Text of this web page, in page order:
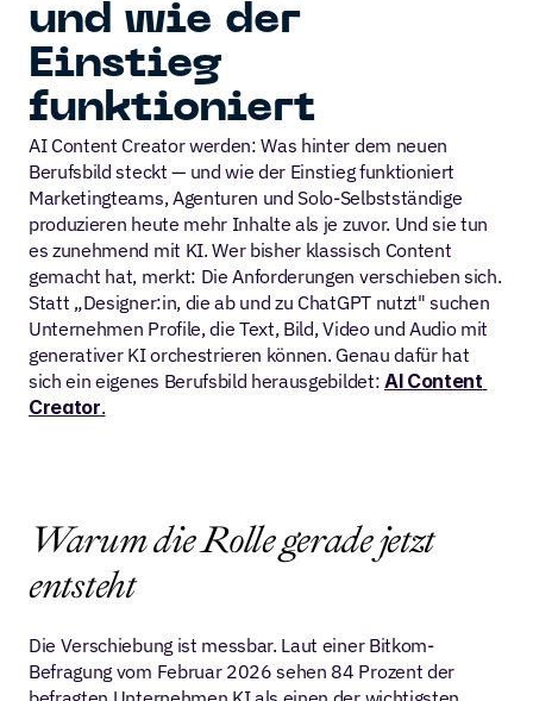
und wie der
Einstieg
funktioniert
AI Content Creator werden: Was hinter dem neuen
Berufsbild steckt — und wie der Einstieg funktioniert
Marketingteams, Agenturen und Solo-Selbstständige
produzieren heute mehr Inhalte als je zuvor. Und sie tun
es zunehmend mit KI. Wer bisher klassisch Content
gemacht hat, merkt: Die Anforderungen verschieben sich.
Statt „Designer:in, die ab und zu ChatGPT nutzt" suchen
Unternehmen Profile, die Text, Bild, Video und Audio mit
generativer KI orchestrieren können. Genau dafür hat
sich ein eigenes Berufsbild herausgebildet: AI Content
Creator.
Warum die Rolle gerade jetzt
entsteht
Die Verschiebung ist messbar. Laut einer Bitkom-
Befragung vom Februar 2026 sehen 84 Prozent der